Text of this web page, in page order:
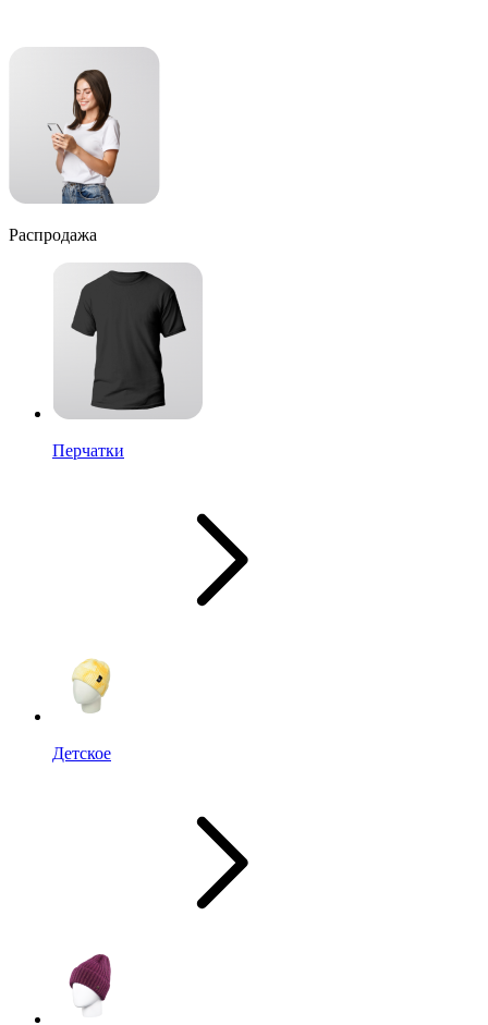
Распродажа
Перчатки
Детское